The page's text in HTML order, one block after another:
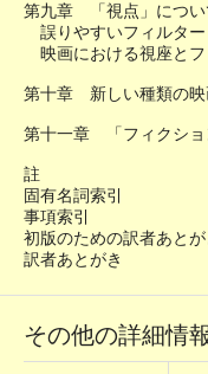
第九章 「視点」につい
誤りやすいフィルター
映画における視座とフ
第十章 新しい種類の
第十一章 「フィクショ
註
固有名詞索引
事項索引
初版のための訳者あとが
訳者あとがき
その他の詳細情